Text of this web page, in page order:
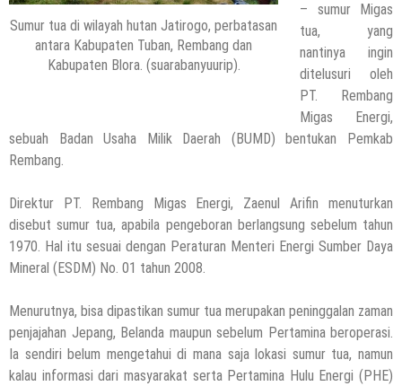
Sumur tua di wilayah hutan Jatirogo, perbatasan
antara Kabupaten Tuban, Rembang dan
Kabupaten Blora. (suarabanyuurip).
– sumur Migas
tua, yang
nantinya ingin
ditelusuri oleh
PT. Rembang
Migas Energi,
sebuah Badan Usaha Milik Daerah (BUMD) bentukan Pemkab
Rembang.
Direktur PT. Rembang Migas Energi, Zaenul Arifin menuturkan
disebut sumur tua, apabila pengeboran berlangsung sebelum tahun
1970. Hal itu sesuai dengan Peraturan Menteri Energi Sumber Daya
Mineral (ESDM) No. 01 tahun 2008.
Menurutnya, bisa dipastikan sumur tua merupakan peninggalan zaman
penjajahan Jepang, Belanda maupun sebelum Pertamina beroperasi.
Ia sendiri belum mengetahui di mana saja lokasi sumur tua, namun
kalau informasi dari masyarakat serta Pertamina Hulu Energi (PHE)